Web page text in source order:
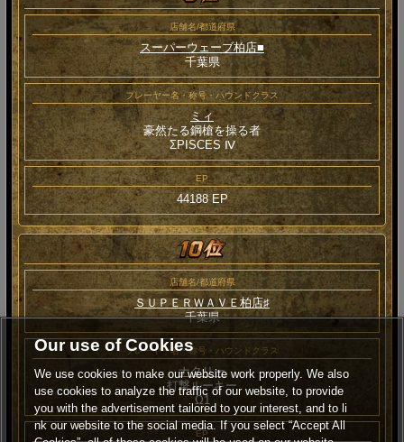
店舗名/都道府県
スーパーウェーブ柏店■
千葉県
プレーヤー名・称号・ハウンドクラス
ミィ
豪然たる鋼槍を操る者
ΣPISCES Ⅳ
EP
44188 EP
店舗名/都道府県
ＳＵＰＥＲＷＡＶＥ柏店♯
千葉県
プレーヤー名・称号・ハウンドクラス
ナタリー
打撃ルーキー
Ω1
EP
Our use of Cookies
We use cookies to make our website work properly. We also
use cookies to analyze the traffic of our website, to provide
you with the advertisement tailored to your interest, and to li
nk our website to the social media. If you select “Accept All